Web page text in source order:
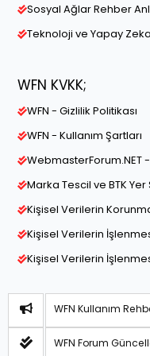
Sosyal Ağlar Rehber
Teknoloji ve Yapay
WFN KVKK;
WFN - Gizlilik Politikası
WFN - Kullanım Şartları
WebmasterForum.NET
Marka Tescil ve BTK
Kişisel Verilerin
Kişisel Verilerin
Kişisel Verilerin
WFN Kullanım
WFN Forum